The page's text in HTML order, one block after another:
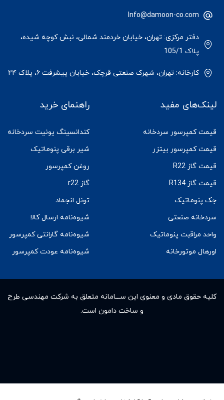
Info@damoon-co.com
دفتر مرکزی: تهران، خیابان خردمند شمالی، نبش کوچه شیده،
پلاک 105/1
کارخانه: تهران، شهرک صنعتی قرچک، خیابان پیشرفت ۶، پلاک ۲۴
لینک‌های مفید
قیمت کمپرسور سردخانه
قیمت کمپرسور بیتزر
قیمت گاز R22
قیمت گاز R134
جک پنوماتیک
سردخانه صنعتی
واحد مراقبت پنوماتیک
اورهال موتورخانه
راهنمای خرید
کندانسینگ یونیت سردخانه
شیر برقی پنوماتیک
روغن کمپرسور
گاز r22
تونل انجماد
شیوه‌نامه ارسال کالا
شیوه‌نامه گارانتی کمپرسور
شیوه‌نامه عودت کمپرسور
کلیه حقوق مادى و معنوى این ســـامانه متعلق به شرکت مهندسی طرح
و ساخت دامون است.